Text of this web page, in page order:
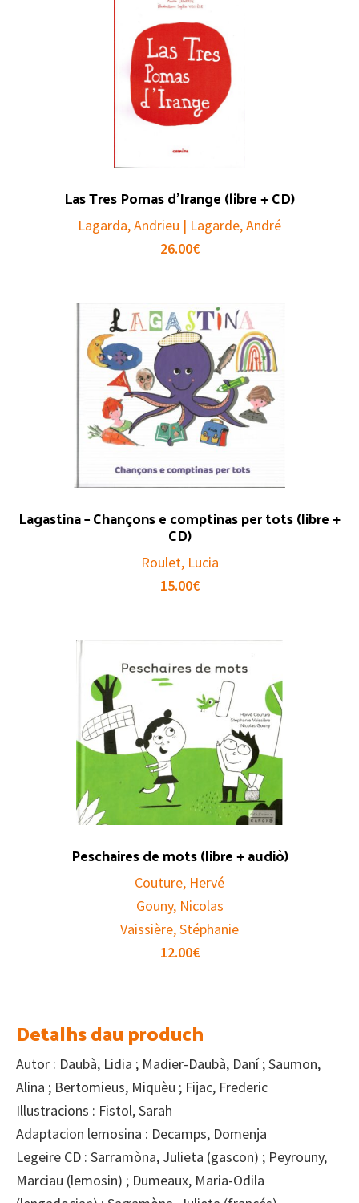
Las Tres Pomas d’Irange (libre + CD)
Lagarda, Andrieu | Lagarde, André
26.00€
Lagastina – Chançons e comptinas per tots (libre +
CD)
Roulet, Lucia
15.00€
Peschaires de mots (libre + audiò)
Couture, Hervé
Gouny, Nicolas
Vaissière, Stéphanie
12.00€
Detalhs dau produch
Autor : Daubà, Lidia ; Madier-Daubà, Daní ; Saumon,
Alina ; Bertomieus, Miquèu ; Fijac, Frederic
Illustracions : Fistol, Sarah
Adaptacion lemosina : Decamps, Domenja
Legeire CD : Sarramòna, Julieta (gascon) ; Peyrouny,
Marciau (lemosin) ; Dumeaux, Maria-Odila